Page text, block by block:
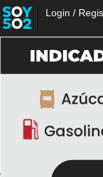
Login /